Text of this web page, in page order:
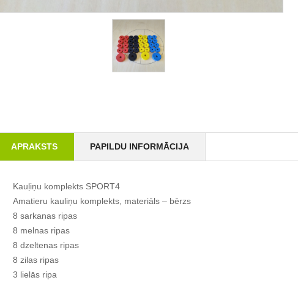
APRAKSTS PAPILDU INFORMĀCIJA
Kauļiņu komplekts SPORT4
Amatieru kauliņu komplekts, materiāls – bērzs
8 sarkanas ripas
8 melnas ripas
8 dzeltenas ripas
8 zilas ripas
3 lielās ripa